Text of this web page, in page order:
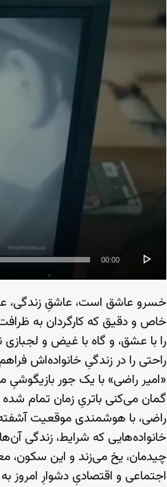
ویدیو
00:00
خسرو عاشق است، عاشقِ زندگی،
خاص و دقیق که کارگردان به
را با عشق، و گاه با غیض و لجبازی
راحتی را در زندگیِ خانواده‌اش
«امیر راضی» با یک جور بازیگوشیِ
گمان می‌کنی باتریِ زمان تمام شده
راضی، با هوشمندی موقعیت
خانواده‌هایی که شرایط، زندگی
چیدمان، یخ می‌زند و این سکون،
اجتماعی و اقتصادیِ دشوارِ امروز